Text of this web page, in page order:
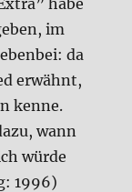
habe
im
da
erwähnt,
ken­ne.
wann
wür­de
1996)